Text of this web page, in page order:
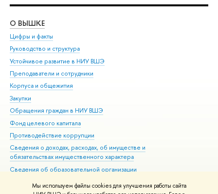
Мы используем файлы cookies для улучшения работы сайта
О ВЫШКЕ
Цифры и факты
Руководство и структура
Устойчивое развитие в НИУ ВШЭ
Преподаватели и сотрудники
Корпуса и общежития
Закупки
Обращения граждан в НИУ ВШЭ
Фонд целевого капитала
Противодействие коррупции
Сведения о доходах, расходах, об имуществе и
обязательствах имущественного характера
Сведения об образовательной организации
Людям с ограниченными возможностями здоровья